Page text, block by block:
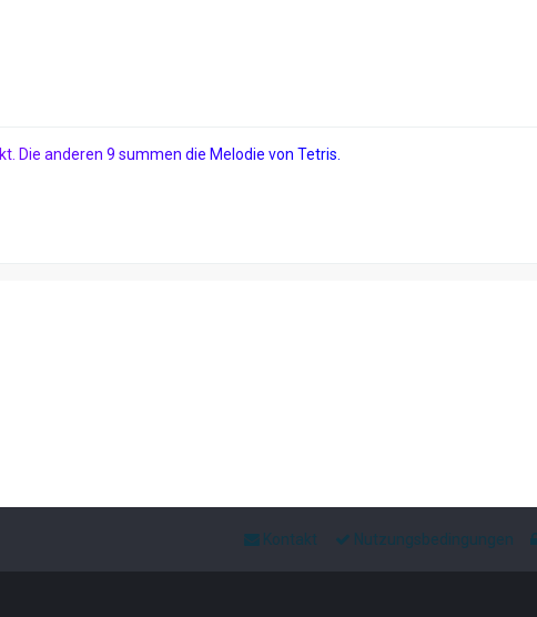
kt Die anderen 9 summen die Me odie von Tetris
Nutzungsbedingungen
Kontakt